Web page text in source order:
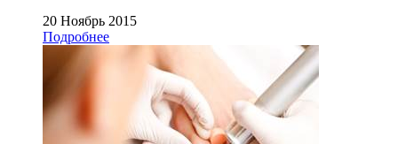
20 Ноябрь 2015
Подробнее